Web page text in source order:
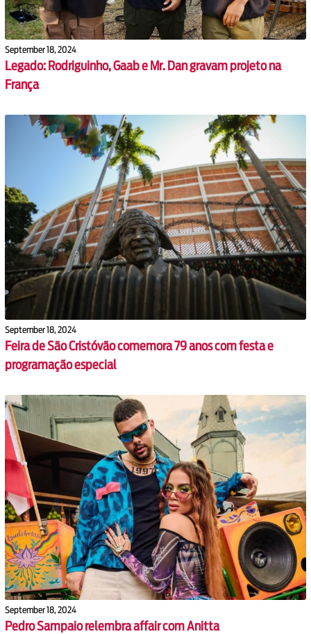
September 18, 2024
Legado: Rodriguinho, Gaab e Mr. Dan gravam projeto na
França
September 18, 2024
Feira de São Cristóvão comemora 79 anos com festa e
programação especial
September 18, 2024
Pedro Sampaio relembra affair com Anitta